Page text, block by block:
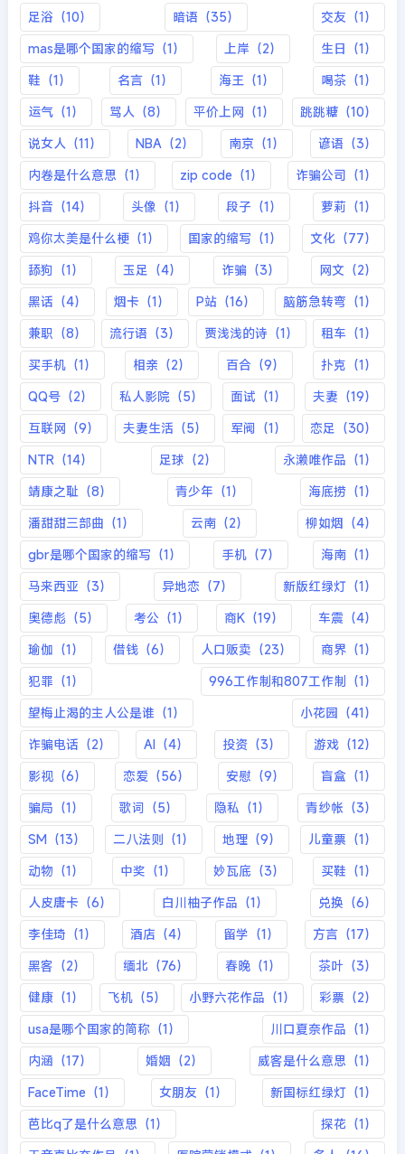
足浴（10）
暗语（35）
交友（1）
mas是哪个国家的缩写（1）
上岸（2）
生日（1）
鞋（1）
名言（1） 海王（1）
喝茶（1）
运气（1）
骂人（8） 平价上网（1）
跳跳糖（10）
说女人（11）
NBA（2） 南京（1）
谚语（3）
内卷是什么意思（1）
zip code（1）
诈骗公司（1）
抖音（14）
头像（1） 段子（1）
萝莉（1）
鸡你太美是什么梗（1）
国家的缩写（1）
文化（77）
舔狗（1）
玉足（4） 诈骗（3）
网文（2）
黑话（4）
烟卡（1） P站（16）
脑筋急转弯（1）
兼职（8）
流行语（3） 贾浅浅的诗（1）
租车（1）
买手机（1）
相亲（2） 百合（9）
扑克（1）
QQ号（2）
私人影院（5） 面试（1）
夫妻（19）
互联网（9）
夫妻生活（5） 军阀（1）
恋足（30）
NTR（14）
足球（2）
永濑唯作品（1）
靖康之耻（8）
青少年（1）
海底捞（1）
潘甜甜三部曲（1）
云南（2）
柳如烟（4）
gbr是哪个国家的缩写（1）
手机（7）
海南（1）
马来西亚（3）
异地恋（7）
新版红绿灯（1）
奥德彪（5）
考公（1） 商K（19）
车震（4）
瑜伽（1）
借钱（6） 人口贩卖（23）
商界（1）
犯罪（1）
996工作制和807工作制（1）
望梅止渴的主人公是谁（1）
小花园（41）
诈骗电话（2）
AI（4） 投资（3）
游戏（12）
影视（6）
恋爱（56） 安慰（9）
盲盒（1）
骗局（1）
歌词（5） 隐私（1）
青纱帐（3）
SM（13）
二八法则（1） 地理（9）
儿童票（1）
动物（1）
中奖（1） 妙瓦底（3）
买鞋（1）
人皮唐卡（6）
白川柚子作品（1）
兑换（6）
李佳琦（1）
酒店（4） 留学（1）
方言（17）
黑客（2）
缅北（76） 春晚（1）
茶叶（3）
健康（1）
飞机（5） 小野六花作品（1）
彩票（2）
usa是哪个国家的简称（1）
川口夏奈作品（1）
内涵（17）
婚姻（2）
威客是什么意思（1）
FaceTime（1）
女朋友（1）
新国标红绿灯（1）
芭比q了是什么意思（1）
探花（1）